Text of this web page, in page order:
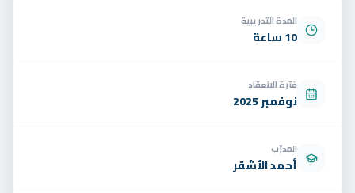
المدة التدريبية
10 ساعة
فترة الانعقاد
نوفمبر 2025
المدرّب
أحمد الأشقر